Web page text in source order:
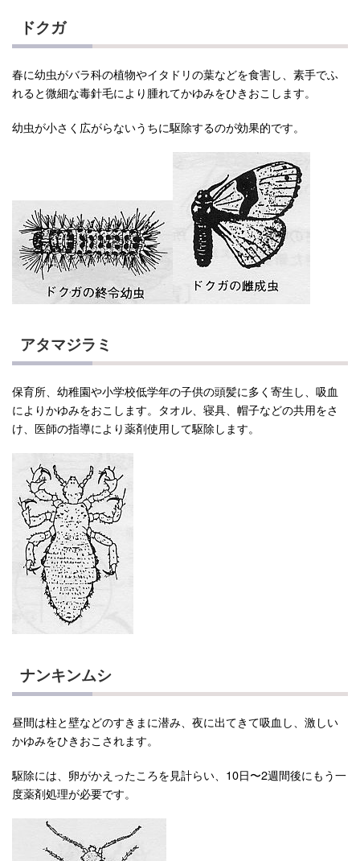
ドクガ
春に幼虫がバラ科の植物やイタドリの葉などを食害し、素手でふ
れると微細な毒針毛により腫れてかゆみをひきおこします。
幼虫が小さく広がらないうちに駆除するのが効果的です。
アタマジラミ
保育所、幼稚園や小学校低学年の子供の頭髪に多く寄生し、吸血
によりかゆみをおこします。タオル、寝具、帽子などの共用をさ
け、医師の指導により薬剤使用して駆除します。
ナンキンムシ
昼間は柱と壁などのすきまに潜み、夜に出てきて吸血し、激しい
かゆみをひきおこされます。
駆除には、卵がかえったころを見計らい、10日〜2週間後にもう一
度薬剤処理が必要です。